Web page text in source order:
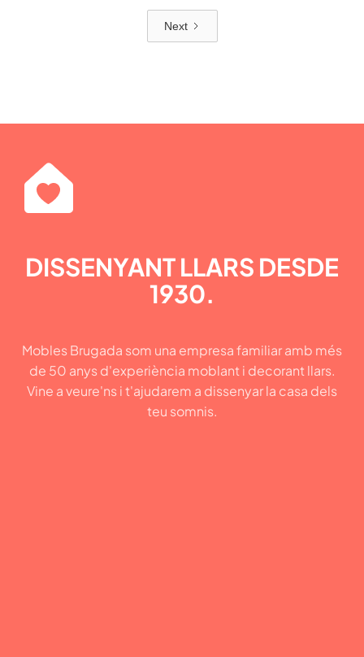
Next
DISSENYANT LLARS DESDE
1930.
Mobles Brugada som una empresa familiar amb més
de 50 anys d'experiència moblant i decorant llars.
Vine a veure'ns i t'ajudarem a dissenyar la casa dels
teu somnis.